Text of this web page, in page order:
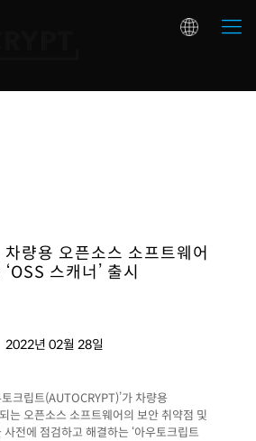
량용 오픈소스 소프트웨어
스캐너’ 출시
2022년 02월 28일
크립트(AUTOCRYPT)’가 차량용
는 오픈소스 소프트웨어의 보안 취약점 및
전에 점검하고 해결하는 ‘아우토크립트